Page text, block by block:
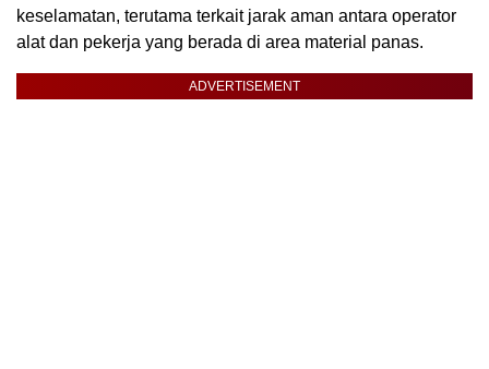
keselamatan, terutama terkait jarak aman antara operator
alat dan pekerja yang berada di area material panas.
ADVERTISEMENT